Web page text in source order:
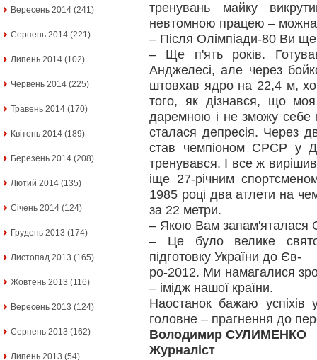
Вересень 2014 (241)
Серпень 2014 (221)
Липень 2014 (102)
Червень 2014 (225)
Травень 2014 (170)
Квітень 2014 (189)
Березень 2014 (208)
Лютий 2014 (135)
Січень 2014 (124)
Грудень 2013 (174)
Листопад 2013 (165)
Жовтень 2013 (116)
Вересень 2013 (124)
Серпень 2013 (162)
Липень 2013 (54)
тренувань майку
невтомною працею – можна
– Після Олімпіади-80 Ви
– Ще п'ять років.
Анджелесі, але через
штовхав ядро на 22,4 м,
того, як дізнався, що моя
даремною і не зможу себе
сталася депресія. Через
став чемпіоном СРСР у
тренувався. І все ж
іще 27-річним
1985 році два атлети на
за 22 метри.
– Якою Вам запам'яталася
– Це було велике
підготовку України до Єв-
ро-2012. Ми намагалися
– імідж нашої країни.
Наостанок бажаю
головне – прагнення до
Володимир СУЛИМЕНКО
Журналіст